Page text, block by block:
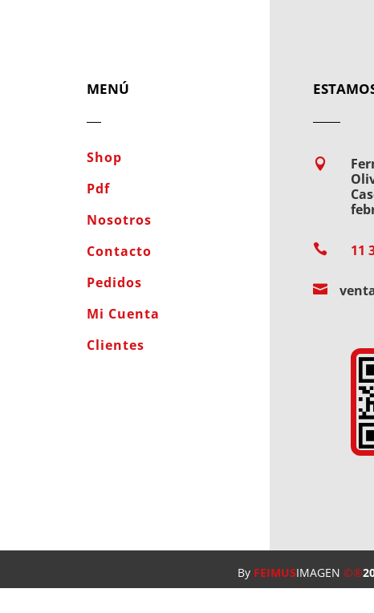
MENÚ
Shop
Pdf
Nosotros
Contacto
Pedidos
Mi Cuenta
Clientes

 11

By FEIMUSIMAGEN ©®